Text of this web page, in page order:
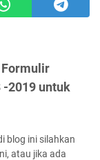
Formulir
-2019 untuk
blog ini silahkan
atau jika ada